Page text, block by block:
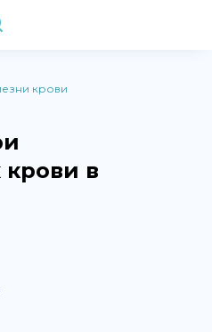
крови
крови в